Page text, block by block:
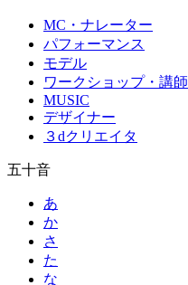
MC・ナレーター
パフォーマンス
モデル
ワークショップ・講師
MUSIC
デザイナー
３dクリエイタ
五十音
あ
か
さ
た
な